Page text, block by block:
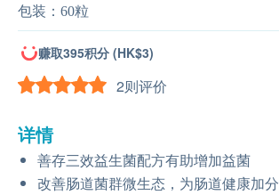
包装： 60粒
赚取395积分 (HK$3)
2则评价
详情
善存三效益生菌配方有助增加益菌
改善肠道菌群微生态，为肠道健康加分